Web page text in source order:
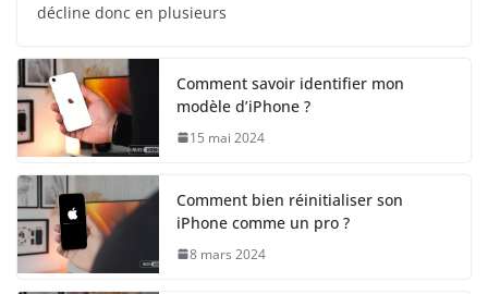
décline donc en plusieurs
Comment savoir identifier mon
modèle d’iPhone ?
15 mai 2024
Comment bien réinitialiser son
iPhone comme un pro ?
8 mars 2024